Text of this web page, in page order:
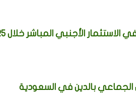
الأجنبي المباشر خلال 2025
بالدين في السعودية